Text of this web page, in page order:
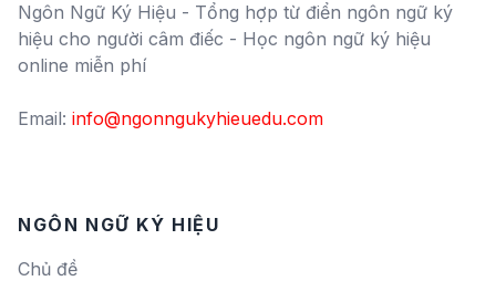
Ngôn Ngữ Ký Hiệu - Tổng hợp từ điển ngôn ngữ ký
hiệu cho người câm điếc - Học ngôn ngữ ký hiệu
online miễn phí
Email: info@ngonngukyhieuedu.com
NGÔN NGỮ KÝ HIỆU
Chủ đề